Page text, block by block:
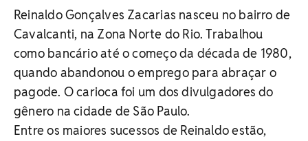
Reinaldo Gonçalves Zacarias nasceu no bairro de
Cavalcanti, na Zona Norte do Rio. Trabalhou
como bancário até o começo da década de 1980,
quando abandonou o emprego para abraçar o
pagode. O carioca foi um dos divulgadores do
gênero na cidade de São Paulo.
Entre os maiores sucessos de Reinaldo estão,